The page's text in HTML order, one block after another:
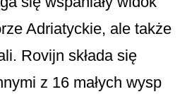
Adriatyckie, ale także
Rovijn składa się
z 16 małych wysp